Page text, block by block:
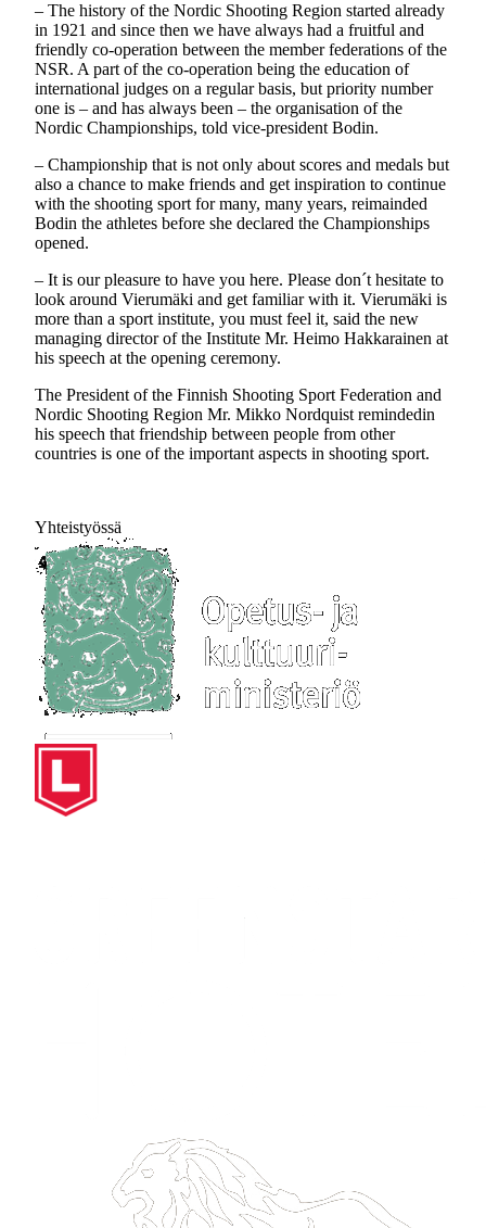
– The history of the Nordic Shooting Region started already
in 1921 and since then we have always had a fruitful and
friendly co-operation between the member federations of the
NSR. A part of the co-operation being the education of
international judges on a regular basis, but priority number
one is – and has always been – the organisation of the
Nordic Championships, told vice-president Bodin.
– Championship that is not only about scores and medals but
also a chance to make friends and get inspiration to continue
with the shooting sport for many, many years, reimainded
Bodin the athletes before she declared the Championships
opened.
– It is our pleasure to have you here. Please don´t hesitate to
look around Vierumäki and get familiar with it. Vierumäki is
more than a sport institute, you must feel it, said the new
managing director of the Institute Mr. Heimo Hakkarainen at
his speech at the opening ceremony.
The President of the Finnish Shooting Sport Federation and
Nordic Shooting Region Mr. Mikko Nordquist remindedin
his speech that friendship between people from other
countries is one of the important aspects in shooting sport.
Yhteistyössä